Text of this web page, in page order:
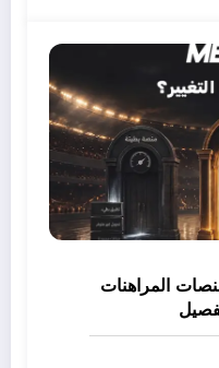
منصات المراهنات